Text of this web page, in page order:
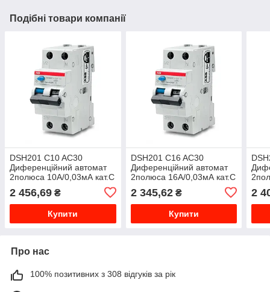
Подібні товари компанії
DSH201 C10 AC30
Диференційний автомат
2полюса 10А/0,03мА кат.C
2 456,69 ₴
Купити
DSH201 C16 AC30
Диференційний автомат
2полюса 16А/0,03мА кат.C
2 345,62₴
Купити
2
Про нас
100% позитивних з 308 відгуків за рік